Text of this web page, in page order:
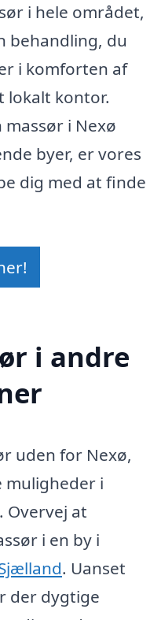
i hele området,
behandling, du
i komforten af
lokalt kontor.
i Nexø
byer, er vores
dig med at finde
i andre
uden for Nexø,
muligheder i
Overvej at
i en by i
. Uanset
der dygtige